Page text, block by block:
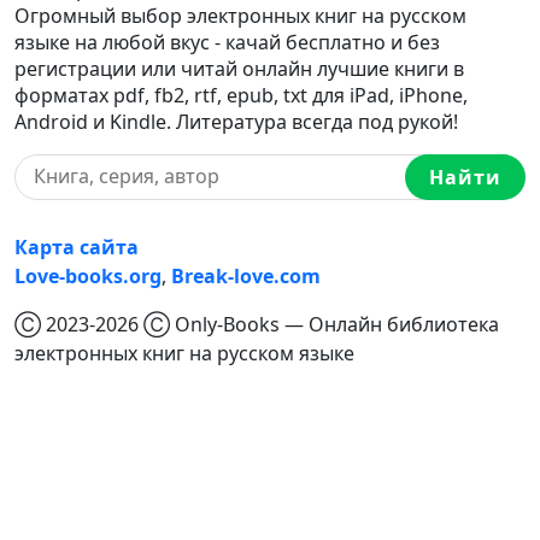
Огромный выбор электронных книг на русском
языке на любой вкус - качай бесплатно и без
регистрации или читай онлайн лучшие книги в
форматах pdf, fb2, rtf, epub, txt для iPad, iPhone,
Android и Kindle. Литература всегда под рукой!
Найти
Карта сайта
Love-books.org, Break-love.com
Ⓒ 2023-2026 Ⓒ Only-Books — Онлайн библиотека
электронных книг на русском языке